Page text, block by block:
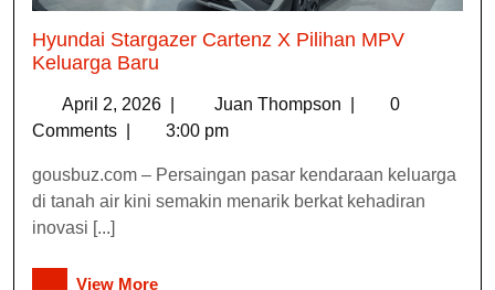
Hyundai Stargazer Cartenz X Pilihan MPV
Keluarga Baru
April 2, 2026 Juan Thompson
0
Comments
3:00 pm
gousbuz.com – Persaingan pasar kendaraan keluarga
di tanah air kini semakin menarik berkat kehadiran
inovasi [...]
View More